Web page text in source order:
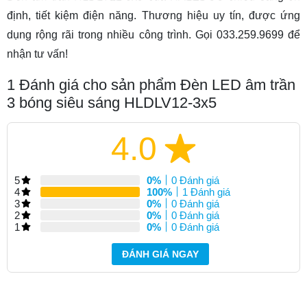
định, tiết kiệm điện năng. Thương hiệu uy tín, được ứng
dụng rộng rãi trong nhiều công trình. Gọi 033.259.9699 để
nhận tư vấn!
1 Đánh giá cho sản phẩm Đèn LED âm trần
3 bóng siêu sáng HLDLV12-3x5
4.0
5 0%
0 Đánh giá
4
100%
1 Đánh giá
3
0%
0 Đánh giá
2
0%
0 Đánh giá
1
0% 0 Đánh giá
ĐÁNH GIÁ NGAY